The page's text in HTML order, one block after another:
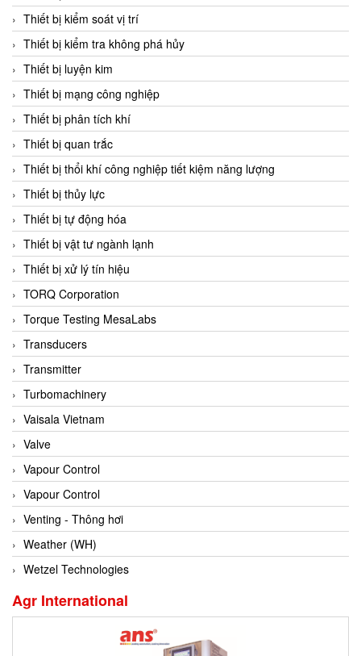
Clage
Clake Fololo
Clark Cooper
CMC Ventilazione
Coax Valves Inc
Codel
Cofimco
Coltraco
Comat Releco
Comax
COMETECH VietNam
COMFILE Technology
Conch
Conductix/ WAMPFLER
Contrec
Contrinex
Control Solution Minesota
Copeland
Cortem
Cosa Xentaur
Cosil
Coulton
Crouzet
Crowcon
Crutec Dust Zero Vietnam
Thiết bị kiểm soát vị trí
Thiết bị kiểm tra không phá hủy
Thiết bị luyện kim
Thiết bị mạng công nghiệp
Thiết bị phân tích khí
Thiết bị quan trắc
Thiết bị thổi khí công nghiệp tiết kiệm năng lượng
Thiết bị thủy lực
Thiết bị tự động hóa
Thiết bị vật tư ngành lạnh
Thiết bị xử lý tín hiệu
TORQ Corporation
Torque Testing MesaLabs
Transducers
Transmitter
Turbomachinery
Vaisala Vietnam
Valve
Vapour Control
Vapour Control
Venting - Thông hơi
Weather (WH)
Wetzel Technologies
Agr International